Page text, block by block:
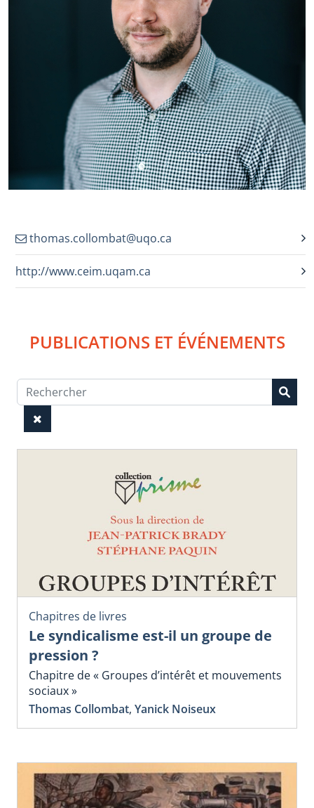
thomas.collombat@uqo.ca
http://www.ceim.uqam.ca
PUBLICATIONS ET ÉVÉNEMENTS
Chapitres de livres
Le syndicalisme est-il un groupe de
pression ?
Chapitre de « Groupes d’intérêt et mouvements
sociaux »
Thomas Collombat, Yanick Noiseux